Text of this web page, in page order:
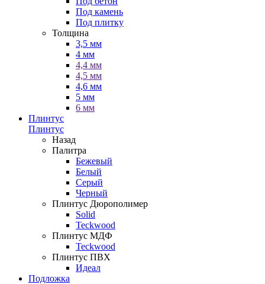
Под камень
Под плитку
Толщина
3,5 мм
4 мм
4,4 мм
4,5 мм
4,6 мм
5 мм
6 мм
Плинтус
Плинтус
Назад
Палитра
Бежевый
Белый
Серый
Черный
Плинтус Дюрополимер
Solid
Teckwood
Плинтус МДФ
Teckwood
Плинтус ПВХ
Идеал
Подложка